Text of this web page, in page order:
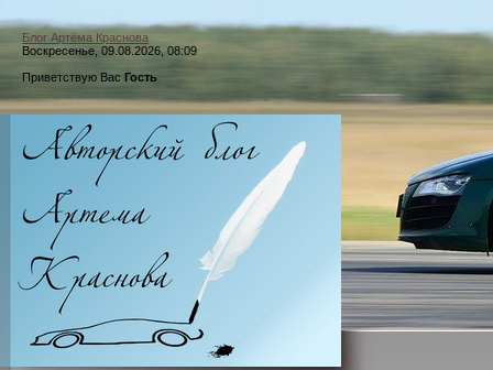
Блог Артёма Краснова
Воскресенье, 09.08.2026, 08:09
Приветствую Вас Гость